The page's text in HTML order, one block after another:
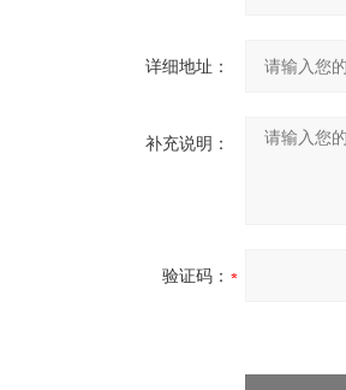
详细地址：
补充说明：
验证码：